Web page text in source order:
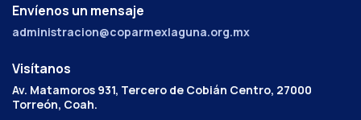
Envíenos un mensaje
administracion@coparmexlaguna.org.mx
Visítanos
Av. Matamoros 931, Tercero de Cobián Centro, 27000
Torreón, Coah.